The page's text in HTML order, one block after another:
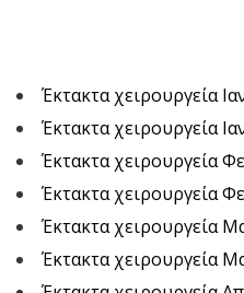
Έκτακτα χειρουργεία
Έκτακτα χειρουργεία
Έκτακτα χειρουργεία
Έκτακτα χειρουργεία
Έκτακτα χειρουργεία
Έκτακτα χειρουργεία